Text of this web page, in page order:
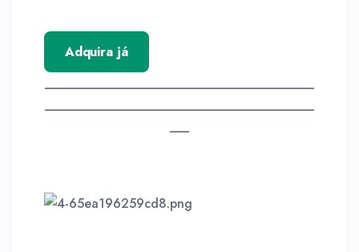
Adquira já
__________________________________________
__________________________________________
___